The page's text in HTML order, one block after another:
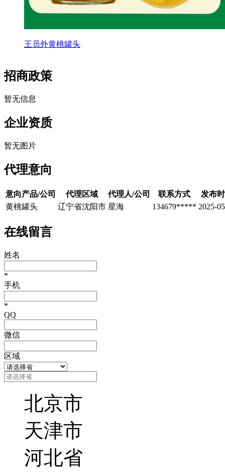
王员外黄桃罐头
招商政策
暂无信息
企业资质
暂无图片
代理意向
意向产品/公司 代理区域 代理人/公司 联系方式
发布
黄桃罐头
辽宁省沈阳市 星海 134679***** 2025-
在线留言
姓名
*
手机
*
QQ
微信
区域
北京市
天津市
河北省